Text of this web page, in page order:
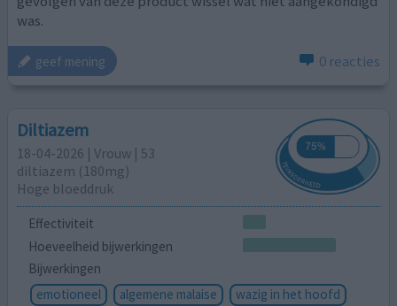
was.
geef mening 0 reacties
Diltiazem
18-04-2026 | Vrouw | 53
diltiazem (180mg)
Hoge bloeddruk
Effectiviteit
Hoeveelheid bijwerkingen
Bijwerkingen
emotioneel
algemene malaise
wazig in het hoofd